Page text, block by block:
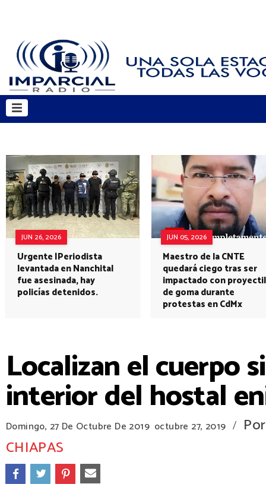
JUN 26, 2026
Urgente |Periodista
levantada en Nanchital
fue asesinada, hay
policías detenidos.
JUN 05, 2026
Maestro de la CNTE
quedará ciego tras ser
impactado con proyectil
de goma durante
protestas en CdMx
Localizan el cuerpo
interior del hostal
Domingo, 27 De Octubre De 2019 octubre 27, 2019 / Por
CHIAPAS